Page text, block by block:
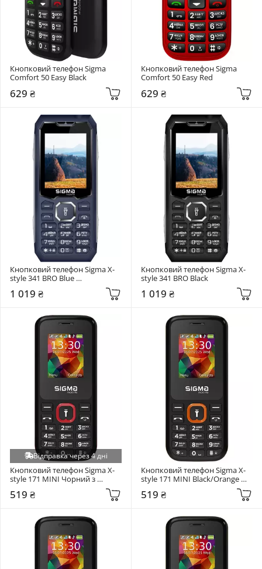
Кнопковий телефон Sigma
Comfort 50 Easy Black
629 ₴
Кнопковий телефон Sigma
Comfort 50 Easy Red
629 ₴
Кнопковий телефон Sigma X-
style 341 BRO Blue
1 019 ₴
Кнопковий телефон Sigma X-
style 341 BRO Black
1 019 ₴
Відправка через 4 дні
Кнопковий телефон Sigma X-
style 171 MINI Чорний з
червоним (4827798813744)
519 ₴
Кнопковий телефон Sigma X-
style 171 MINI Black/Orange
519 ₴